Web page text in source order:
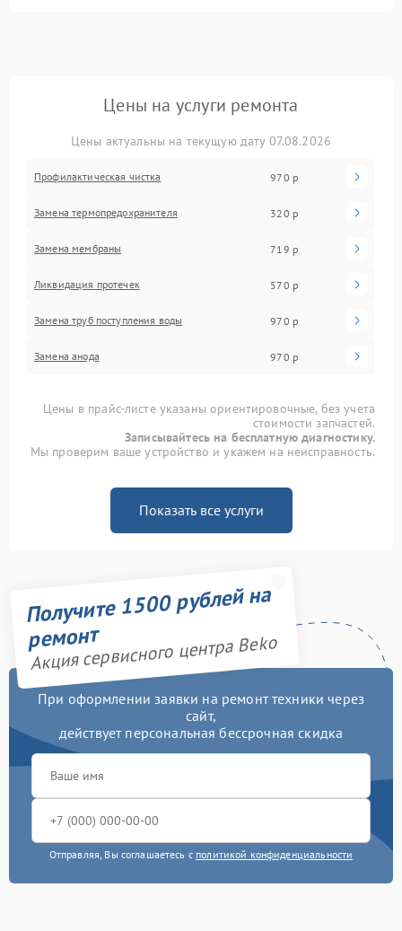
Цены на услуги ремонта
Цены актуальны на текущую дату 07.08.2026
Профилактическая чистка 970 р
Замена термопредохранителя 320 р
Замена мембраны 719 р
Ликвидация протечек 570 р
Замена труб поступления воды 970 р
Замена анода 970 р
Цены в прайс-листе указаны ориентировочные, без учета
стоимости запчастей.
Записывайтесь на бесплатную диагностику.
Мы проверим ваше устройство и укажем на неисправность.
Показать все услуги
Получите 1500 рублей на
ремонт
Акция сервисного центра Beko
При оформлении заявки на ремонт техники через
сайт,
действует персональная бессрочная скидка
Отправляя, Вы соглашаетесь с политикой конфиденциальности